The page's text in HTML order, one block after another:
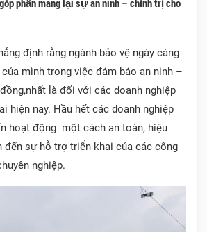
định rằng ngành bảo vệ ngày càng
mình trong việc đảm bảo an ninh –
là đối với các doanh nghiệp
hiện nay. Hầu hết các doanh nghiệp
hoạt động một cách an toàn, hiệu
đến sự hỗ trợ triển khai của các công
nghiệp.